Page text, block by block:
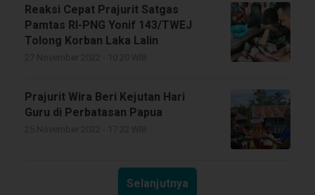
Reaksi Cepat Prajurit Satgas
Pamtas RI-PNG Yonif 143/TWEJ
Tolong Korban Laka Lalin
Prajurit Wira Beri Kejutan Hari
Guru di Perbatasan Papua
Selanjutnya